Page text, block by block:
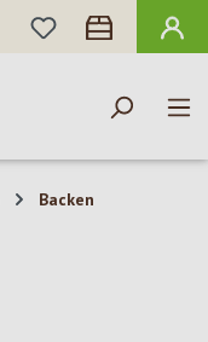
DU HAST 0
Backen